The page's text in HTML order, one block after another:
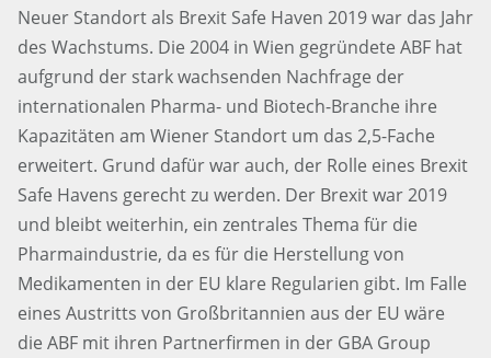
Neuer Standort als Brexit Safe Haven 2019 war das Jahr
des Wachstums. Die 2004 in Wien gegründete ABF hat
aufgrund der stark wachsenden Nachfrage der
internationalen Pharma- und Biotech-Branche ihre
Kapazitäten am Wiener Standort um das 2,5-Fache
erweitert. Grund dafür war auch, der Rolle eines Brexit
Safe Havens gerecht zu werden. Der Brexit war 2019
und bleibt weiterhin, ein zentrales Thema für die
Pharmaindustrie, da es für die Herstellung von
Medikamenten in der EU klare Regularien gibt. Im Falle
eines Austritts von Großbritannien aus der EU wäre
die ABF mit ihren Partnerfirmen in der GBA Group